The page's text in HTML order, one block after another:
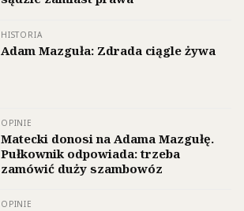
HISTORIA
Adam Mazguła: Zdrada ciągle żywa
OPINIE
Matecki donosi na Adama Mazgułę.
Pułkownik odpowiada: trzeba
zamówić duży szambowóz
OPINIE